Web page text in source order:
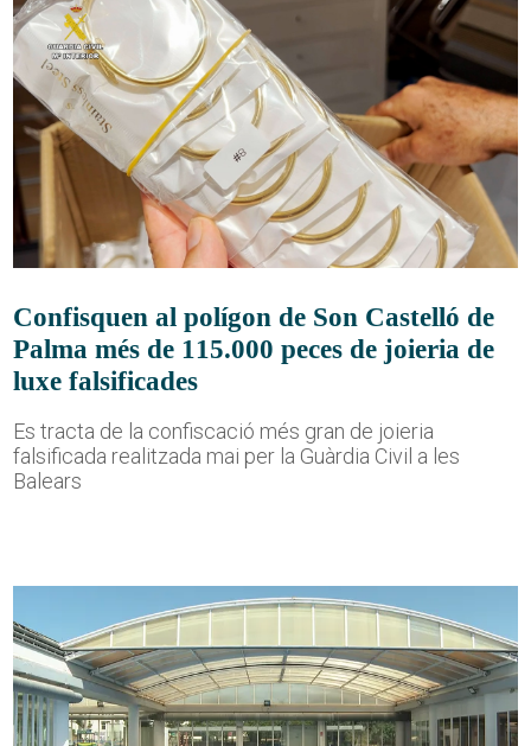
Confisquen al polígon de Son Castelló de
Palma més de 115.000 peces de joieria de
luxe falsificades
Es tracta de la confiscació més gran de joieria
falsificada realitzada mai per la Guàrdia Civil a les
Balears